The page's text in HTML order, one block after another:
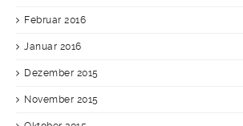
Februar 2016
Januar 2016
Dezember 2015
November 2015